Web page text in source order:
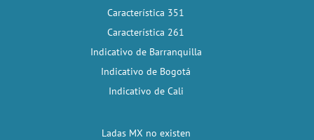
Característica 351
Característica 261
Indicativo de Barranquilla
Indicativo de Bogotá
Indicativo de Cali
Ladas MX no existen